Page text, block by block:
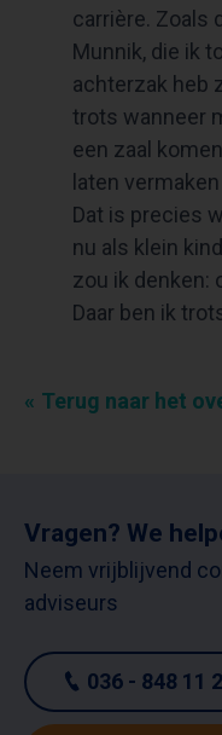
carrière. Zoals
Munnik, die ik
achterzak heb
trots wanneer
een zaal
laten
Dat is precies
nu als klein
zou ik denken:
Daar ben ik
Terug naar het
Vragen? We
Neem vrijblijvend
adviseurs
036 - 848 11